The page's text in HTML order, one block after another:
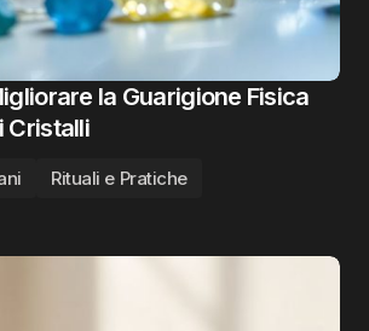
la Guarigione Fisica
Cristalli
Rituali e Pratiche